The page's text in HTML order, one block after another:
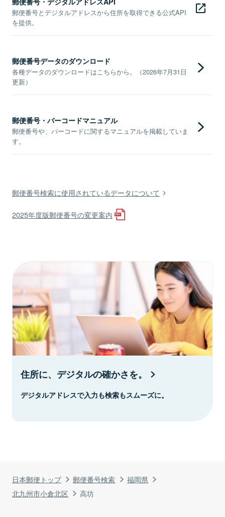
日本郵便トップ 郵便番号検索
福岡県
北九州市小倉北区
高坊
郵便番号とデジタルアドレスから住所を取得できる公式API
を提供。
郵便番号データのダウンロード
各種データのダウンロードはこちらから。（2026年7月31日
更新）
郵便番号・バーコードマニュアル
郵便番号や、バーコードに関するマニュアルを掲載していま
す。
郵便番号検索に使用されているデータについて
2025年度版郵便番号の変更案内
住所に、デジタルの確かさを。
デジタルアドレスで入力も検索もスムーズに。